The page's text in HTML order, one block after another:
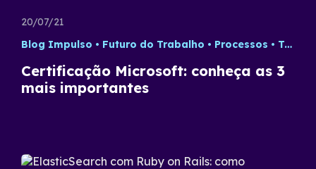
20/07/21
Blog Impulso
Futuro do Trabalho Processos Tecnologia
Certificação Microsoft: conheça as 3
mais importantes